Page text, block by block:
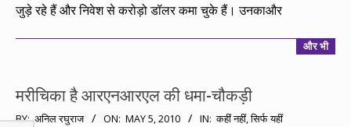
जुड़े रहे हैं और निवेश से करोड़ो डॉलर कमा चुके हैं। उनकाऔर
और भी
मरीचिका है आरएनआरएल की धमा-चौकड़ी
2010-
BY: अनिल रघुराज ON: MAY 5, 2010 IN: कहीं नहीं, सिर्फ यहीं